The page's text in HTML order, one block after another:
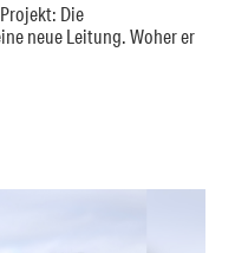
Die
neue Leitung. Woher er